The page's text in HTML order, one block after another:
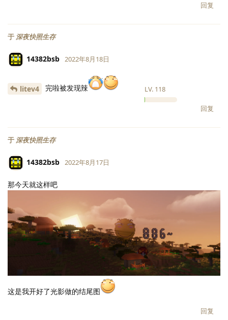
回复
于 深夜快照生存
14382bsb
LV. 118
2022年8月18日
litev4 完啦被发现辣
回复
于 深夜快照生存
14382bsb
LV.118
2022年8月17日
那今天就这样吧
这是我开好了光影做的结尾图
回复